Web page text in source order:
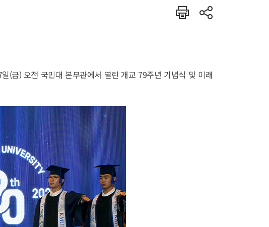
인쇄 공유
(금) 오전 국민대 본부관에서 열린 개교 79주년 기념식 및 미래